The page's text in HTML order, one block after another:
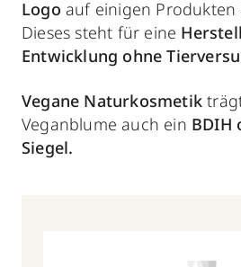
Logo auf einigen Produkten
Dieses steht für eine
Entwicklung ohne
Vegane Naturkosmetik
Veganblume auch ein BDIH
Siegel.